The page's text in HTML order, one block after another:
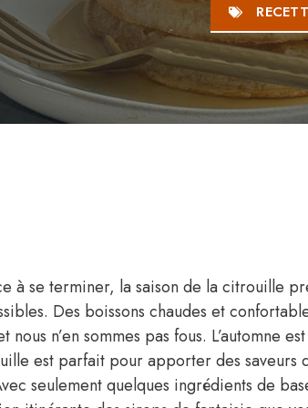
à se terminer, la saison de la citrouille
Des boissons chaudes et
nous n’en sommes pas fous. L’automne
est parfait pour apporter des saveurs
seulement quelques ingrédients de